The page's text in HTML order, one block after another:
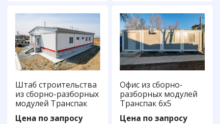
Штаб строительства
из сборно-разборных
модулей Транспак
Цена по запросу
Офис из сборно-
разборных модулей
Транспак 6х5
Цена по запросу